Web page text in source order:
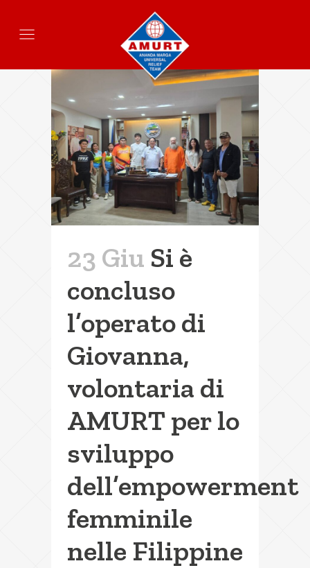
23 Giu Si è
concluso
l’operato di
Giovanna,
volontaria di
AMURT per lo
sviluppo
dell’empowerment
femminile
nelle Filippine